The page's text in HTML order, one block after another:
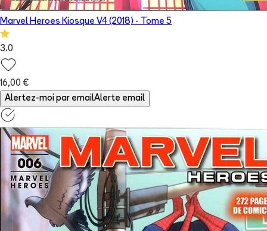
Marvel Heroes Kiosque V4 (2018) - Tome 5
3.0
16,00 €
Alertez-moi par emailAlerte email